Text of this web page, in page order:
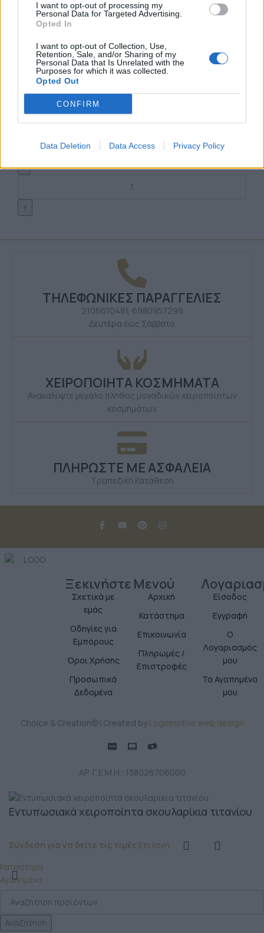
I want to opt-out of processing my
Personal Data for Targeted Advertising.
Opted In
I want to opt-out of Collection, Use,
Retention, Sale, and/or Sharing of my
Personal Data that Is Unrelated with the
Purposes for which it was collected.
Opted Out
CONFIRM
Data Deletion Data Access Privacy Policy
ΠΡΟΣΘΉΚΗ ΣΤΟ ΚΑΛΆΘΙ
Εντυπωσιακό κολιέ τιτανίου με κορδόνια και μεταλλικό
χειροποίητο στοιχείο
Διαθέσιμα Χρώματα: 2
Κολιέ
Σύνδεση για να δείτε τις τιμές
ΤΗΛΕΦΩΝΙΚΕΣ ΠΑΡΑΓΓΕΛΙΕΣ
2106610481, 6980957299
Δευτέρα έως Σάββατο
ΧΕΙΡΟΠΟΙΗΤΑ ΚΟΣΜΗΜΑΤΑ
Ανακαλύψτε μεγάλο πλήθος μοναδικών χειροποίητων
κοσμημάτων
ΠΛΗΡΩΣΤΕ ΜΕ ΑΣΦΑΛΕΙΑ
Τραπεζική Κατάθεση
Ξεκινήστε
Σχετικά με
εμάς
Οδηγίες για
Εμπόρους
Όροι Χρήσης
Προσωπικά
Δεδομένα
Μενού
Αρχική
Κατάστημα
Επικοινωνία
Πληρωμές /
Επιστροφές
Είσοδος
Εγγραφή
Ο
Λογαριασμός
μου
Τα Αγαπημένα
μου
Choice & Creation© | Created by Logomotive web design
ΑΡ. Γ.Ε.Μ.Η.: 138026706000
Εντυπωσιακά χειροποίητα σκουλαρίκια τιτανίου
Σύνδεση για να δείτε τις τιμές Επιλογή
Αναζήτηση
Κατάστημα
Αγαπημένα